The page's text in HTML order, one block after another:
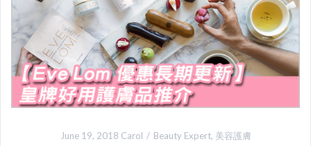
June 19, 2018 Carol Beauty Expert, 美容護膚